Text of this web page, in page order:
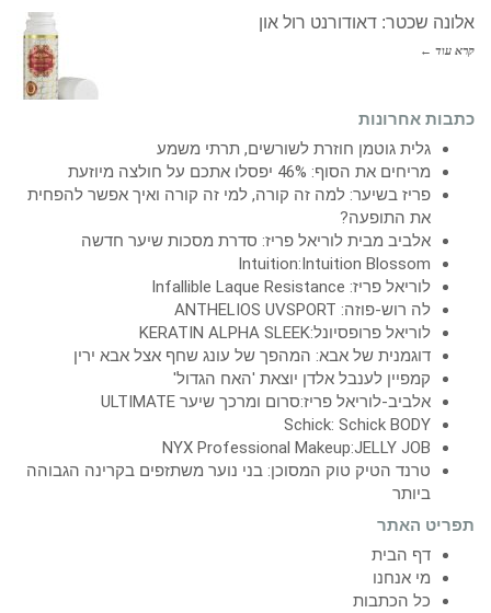
אלונה שכטר: דאודורנט רול און
קרא עוד ←
כתבות אחרונות
גלית גוטמן חוזרת לשורשים, תרתי משמע
מריחים את הסוף: 46% יפסלו אתכם על חולצה מיוזעת
פריז בשיער: למה זה קורה, למי זה קורה ואיך אפשר להפחית
את התופעה?
אלביב מבית לוריאל פריז: סדרת מסכות שיער חדשה
Intuition:Intuition Blossom
לוריאל פריז: Infallible Laque Resistance
לה רוש-פוזה: ANTHELIOS UVSPORT
לוריאל פרופסיונל:KERATIN ALPHA SLEEK
דוגמנית של אבא: המהפך של עונג שחף אצל אבא ירין
קמפיין לענבל אלדן יוצאת 'האח הגדול'
אלביב-לוריאל פריז:סרום ומרכך שיער ULTIMATE
Schick: Schick BODY
NYX Professional Makeup:JELLY JOB
טרנד הטיק טוק המסוכן: בני נוער משתזפים בקרינה הגבוהה
ביותר
תפריט האתר
דף הבית
מי אנחנו
כל הכתבות